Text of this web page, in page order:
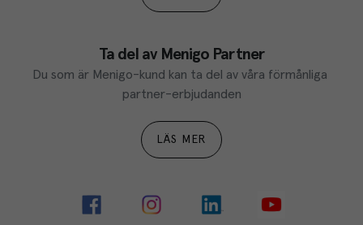
Ta del av Menigo Partner
Du som är Menigo-kund kan ta del av våra förmånliga
partner-erbjudanden
LÄS MER